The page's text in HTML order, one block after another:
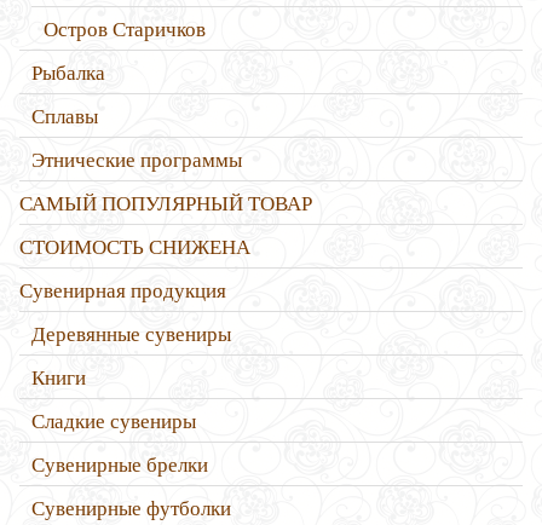
Остров Старичков
Рыбалка
Сплавы
Этнические программы
САМЫЙ ПОПУЛЯРНЫЙ ТОВАР
СТОИМОСТЬ СНИЖЕНА
Сувенирная продукция
Деревянные сувениры
Книги
Сладкие сувениры
Сувенирные брелки
Сувенирные футболки